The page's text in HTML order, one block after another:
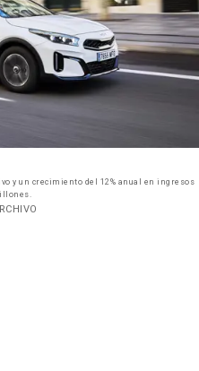
y un crecimiento del 12% anual en ingresos